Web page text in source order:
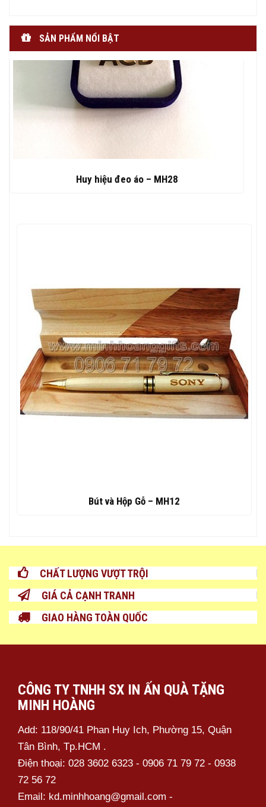
SẢN PHẨM NỔI BẬT
CHẤT LƯỢNG VƯỢT TRỘI
GIÁ CẢ CẠNH TRANH
GIAO HÀNG TOÀN QUỐC
CÔNG TY TNHH SX IN ẤN QUÀ TẶNG
MINH HOÀNG
Add: 118/90/41 Phan Huy Ich, Phường 15, Quận
Tân Bình, Tp.HCM .
Điện thoại: 028 3602 6323 - 0906 71 79 72 - 0938
72 56 72
Email: kd.minhhoang@gmail.com -